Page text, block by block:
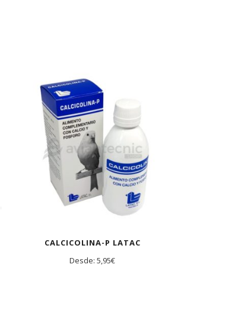
CALCICOLINA-P LATAC
Desde:5,95€